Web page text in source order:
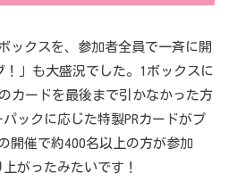
ックスを、参加者全員で一斉に開
！」も大盛況でした。1ボックスに
カードを最後まで引かなかった方
ックに応じた特製PRカードがプ
開催で約400名以上の方が参加
がったみたいです！